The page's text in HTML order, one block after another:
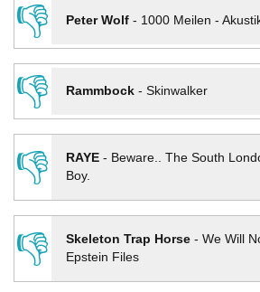
👎
Peter Wolf- 1000 Meilen -
👎
Rammbock- Skinwalker
👎
RAYE- Beware.. The South
Boy.
👎 Skeleton Trap Horse- We Will
Epstein Files